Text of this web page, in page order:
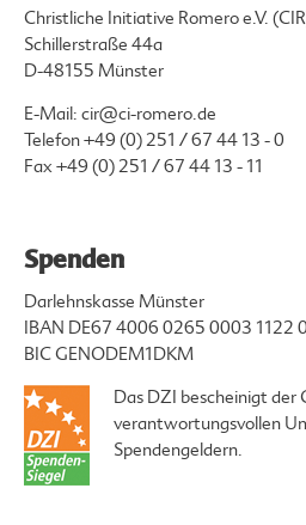
Christliche Initiative Romero e.V.
Schillerstraße 44a
D-48155 Münster
E-Mail: cir@ci-romero.de
Telefon+49 (0) 251 / 67 44 13 - 0
Fax +49 (0) 251 / 67 44 13 - 11
Spenden
Darlehnskasse Münster
IBAN DE67 4006 0265 0003 1122
BIC GENODEM1DKM
Das DZI bescheinigt der
verantwortungsvollen
Spendengeldern.